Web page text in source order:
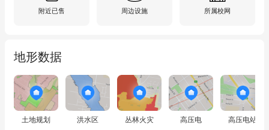
附近已售 周边设施 所属校网
地形数据
土地规划 洪水区 丛林火灾 高压电 高压电站